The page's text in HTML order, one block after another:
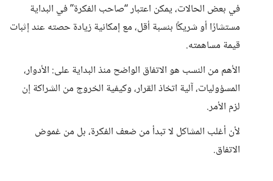
في بعض الحالات، يمكن اعتبار “صاحب الفكرة” في البداية
مستشارًا أو شريكًا بنسبة أقل، مع إمكانية زيادة حصته عند إثبات
قيمة مساهمته.
الأهم من النسب هو الاتفاق الواضح منذ البداية على: الأدوار،
المسؤوليات، آلية اتخاذ القرار، وكيفية الخروج من الشراكة إن
لزم الأمر.
لأن أغلب المشاكل لا تبدأ من ضعف الفكرة، بل من غموض
الاتفاق.